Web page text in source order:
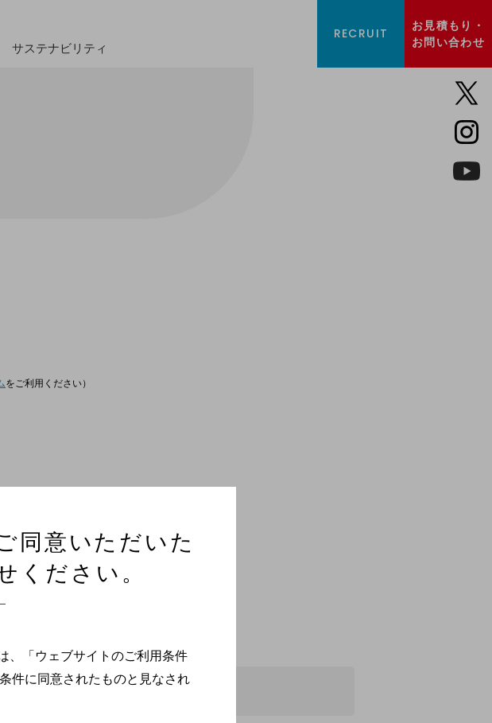
サステナビリティ
RECRUIT
お見積もり・
お問い合わせ
をご利用ください）
同意いただいた
ください。
、「ウェブサイトのご利用条件
件に同意されたものと見なされ